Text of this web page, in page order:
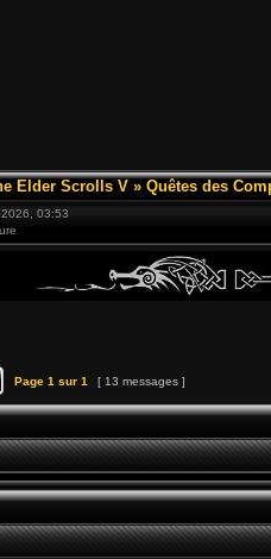
Elder Scrolls V » Quêtes des
03:53
Page 1 sur 1 [ 13 messages ]